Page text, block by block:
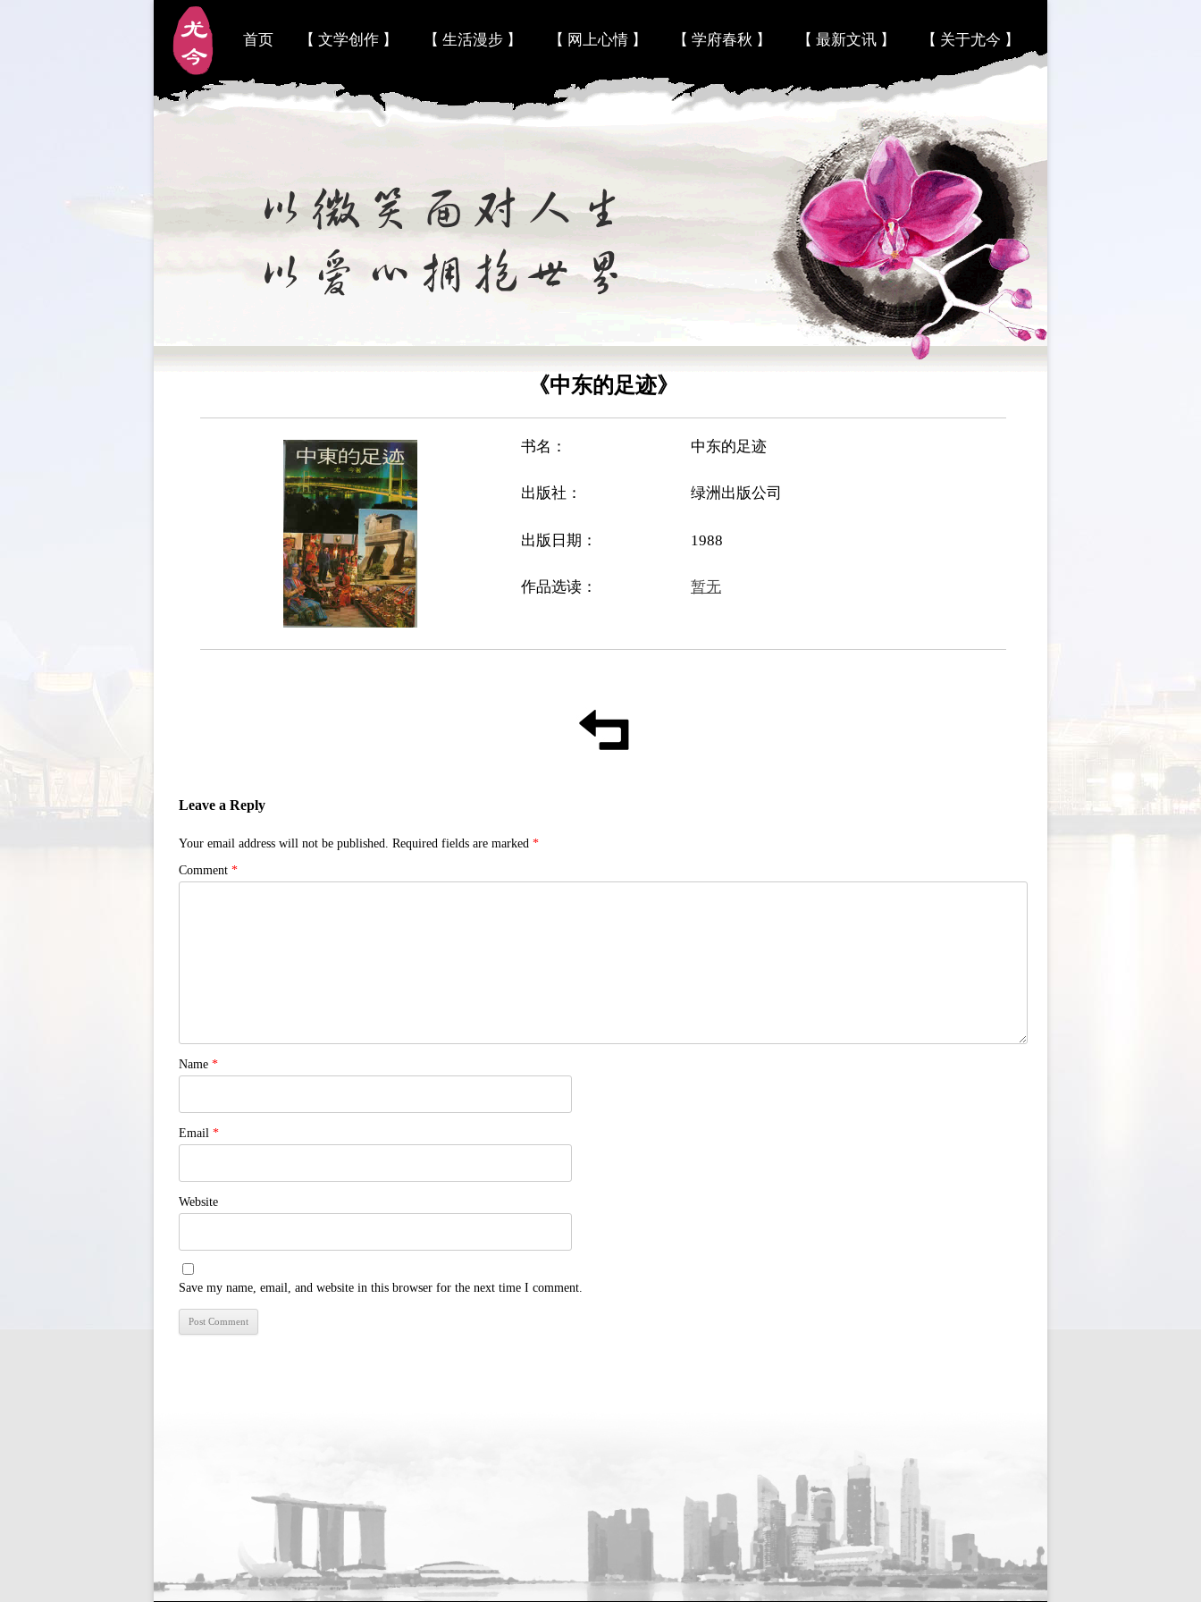
首页 【 文学创作 】 【 生活漫步 】 【 网上心情 】 【 学府春秋 】 【 最新文讯 】 【 关于尤今 】
《中东的足迹》
书名： 中东的足迹
出版社： 绿洲出版公司
出版日期： 1988
作品选读： 暂无
Leave a Reply
Your email address will not be published. Required fields are marked *
Comment *
Name *
Email *
Website
Save my name, email, and website in this browser for the next time I comment.